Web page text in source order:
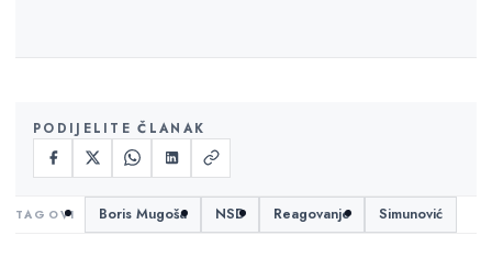
PODIJELITE ČLANAK
Boris Mugoša NSD Reagovanje Simunović